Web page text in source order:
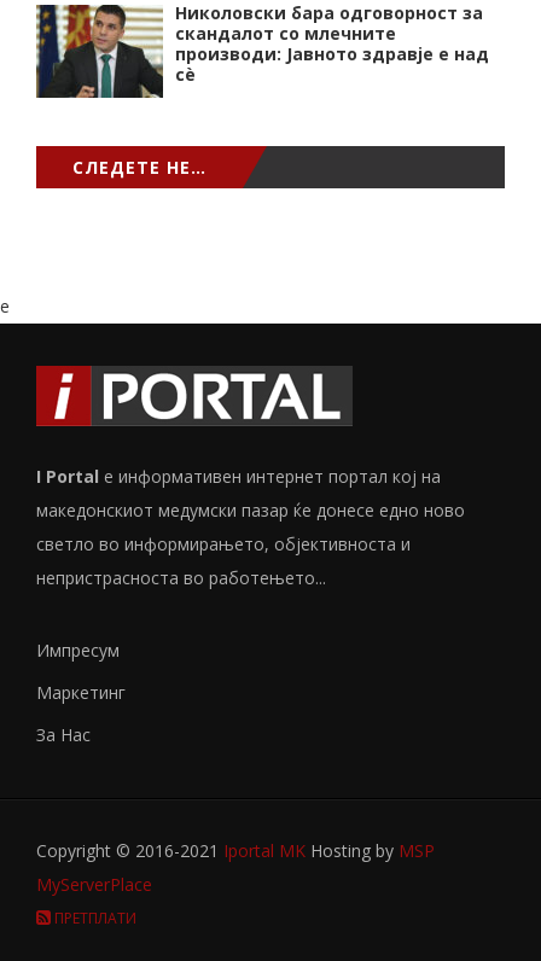
Николовски бара одговорност за
скандалот со млечните
производи: Јавното здравје е над
сѐ
СЛЕДЕТЕ НЕ…
e
I Portal е информативен интернет портал кој на
македонскиот медумски пазар ќе донесе едно ново
светло во информирањето, објективноста и
непристрасноста во работењето...
Импресум
Маркетинг
За Нас
Copyright © 2016-2021 Iportal MK Hosting by MSP
MyServerPlace
ПРЕТПЛАТИ